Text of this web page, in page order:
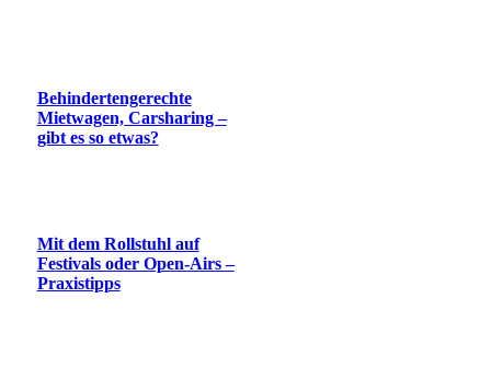
Behindertengerechte
Mietwagen, Carsharing –
gibt es so etwas?
Mit dem Rollstuhl auf
Festivals oder Open-Airs –
Praxistipps